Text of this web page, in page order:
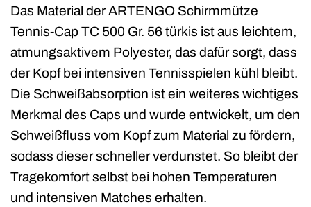
Das Material der ARTENGO Schirmmütze
Tennis-Cap TC 500 Gr. 56 türkis ist aus leichtem,
atmungsaktivem Polyester, das dafür sorgt, dass
der Kopf bei intensiven Tennisspielen kühl bleibt.
Die Schweißabsorption ist ein weiteres wichtiges
Merkmal des Caps und wurde entwickelt, um den
Schweißfluss vom Kopf zum Material zu fördern,
sodass dieser schneller verdunstet. So bleibt der
Tragekomfort selbst bei hohen Temperaturen
und intensiven Matches erhalten.